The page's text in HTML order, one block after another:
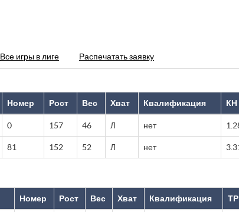
Все игры в лиге Распечатать заявку
Номер Рост Вес Хват Квалификация КН
0 157 46 Л нет
81 152 52 Л нет
Номер Рост Вес Хват Квалификация ТР